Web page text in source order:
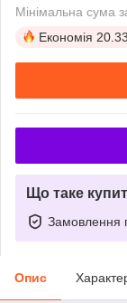
Мінімальна сума
Економія
Що таке
Замовлення
Опис